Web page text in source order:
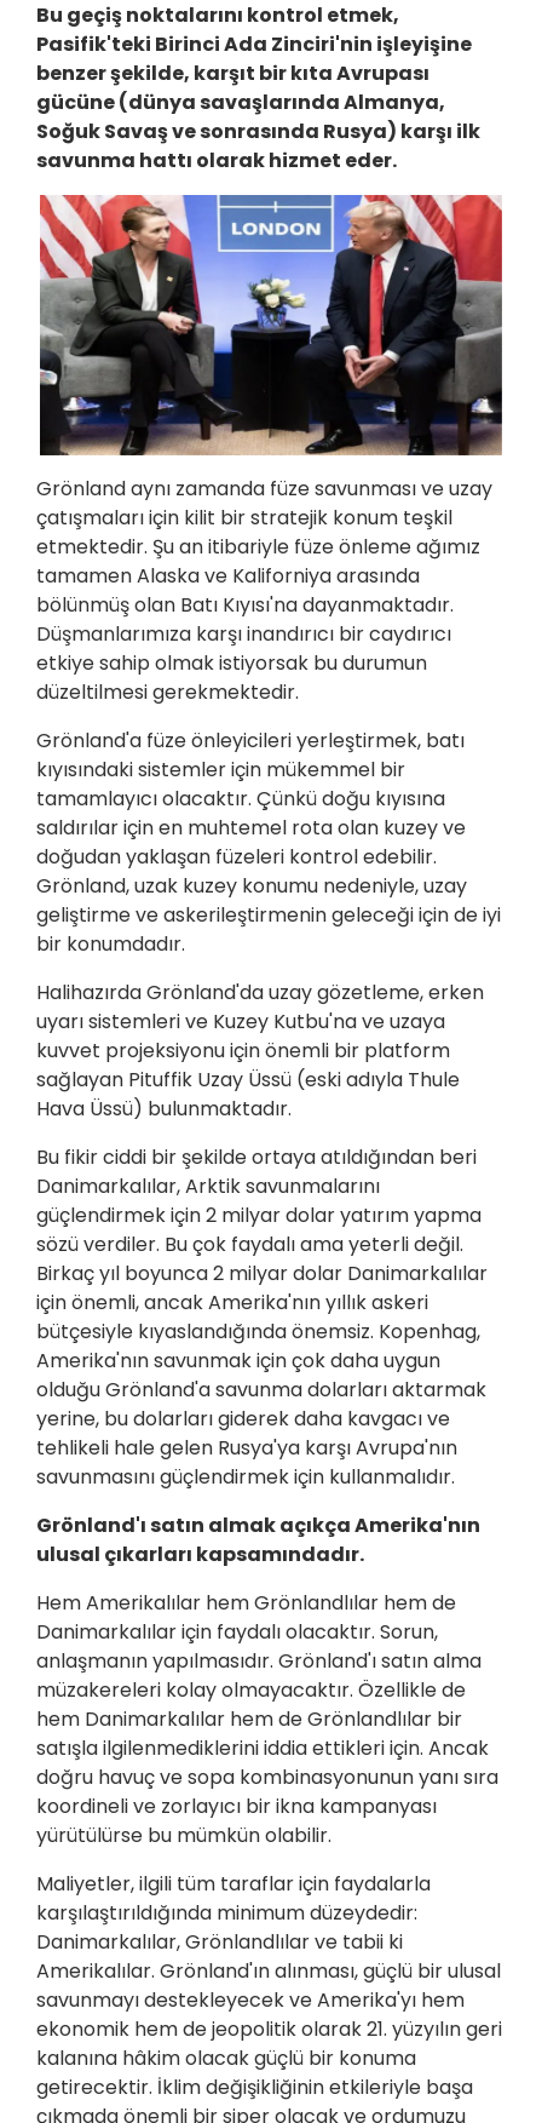
Bu geçiş noktalarını kontrol etmek,
Pasifik'teki Birinci Ada Zinciri'nin işleyişine
benzer şekilde, karşıt bir kıta Avrupası
gücüne (dünya savaşlarında Almanya,
Soğuk Savaş ve sonrasında Rusya) karşı ilk
savunma hattı olarak hizmet eder.
Grönland aynı zamanda füze savunması ve uzay
çatışmaları için kilit bir stratejik konum teşkil
etmektedir. Şu an itibariyle füze önleme ağımız
tamamen Alaska ve Kaliforniya arasında
bölünmüş olan Batı Kıyısı'na dayanmaktadır.
Düşmanlarımıza karşı inandırıcı bir caydırıcı
etkiye sahip olmak istiyorsak bu durumun
düzeltilmesi gerekmektedir.
Grönland'a füze önleyicileri yerleştirmek, batı
kıyısındaki sistemler için mükemmel bir
tamamlayıcı olacaktır. Çünkü doğu kıyısına
saldırılar için en muhtemel rota olan kuzey ve
doğudan yaklaşan füzeleri kontrol edebilir.
Grönland, uzak kuzey konumu nedeniyle, uzay
geliştirme ve askerileştirmenin geleceği için de iyi
bir konumdadır.
Halihazırda Grönland'da uzay gözetleme, erken
uyarı sistemleri ve Kuzey Kutbu'na ve uzaya
kuvvet projeksiyonu için önemli bir platform
sağlayan Pituffik Uzay Üssü (eski adıyla Thule
Hava Üssü) bulunmaktadır.
Bu fikir ciddi bir şekilde ortaya atıldığından beri
Danimarkalılar, Arktik savunmalarını
güçlendirmek için 2 milyar dolar yatırım yapma
sözü verdiler. Bu çok faydalı ama yeterli değil.
Birkaç yıl boyunca 2 milyar dolar Danimarkalılar
için önemli, ancak Amerika'nın yıllık askeri
bütçesiyle kıyaslandığında önemsiz. Kopenhag,
Amerika'nın savunmak için çok daha uygun
olduğu Grönland'a savunma dolarları aktarmak
yerine, bu dolarları giderek daha kavgacı ve
tehlikeli hale gelen Rusya'ya karşı Avrupa'nın
savunmasını güçlendirmek için kullanmalıdır.
Grönland'ı satın almak açıkça Amerika'nın
ulusal çıkarları kapsamındadır.
Hem Amerikalılar hem Grönlandlılar hem de
Danimarkalılar için faydalı olacaktır. Sorun,
anlaşmanın yapılmasıdır. Grönland'ı satın alma
müzakereleri kolay olmayacaktır. Özellikle de
hem Danimarkalılar hem de Grönlandlılar bir
satışla ilgilenmediklerini iddia ettikleri için. Ancak
doğru havuç ve sopa kombinasyonunun yanı sıra
koordineli ve zorlayıcı bir ikna kampanyası
yürütülürse bu mümkün olabilir.
Maliyetler, ilgili tüm taraflar için faydalarla
karşılaştırıldığında minimum düzeydedir:
Danimarkalılar, Grönlandlılar ve tabii ki
Amerikalılar. Grönland'ın alınması, güçlü bir ulusal
savunmayı destekleyecek ve Amerika'yı hem
ekonomik hem de jeopolitik olarak 21. yüzyılın geri
kalanına hâkim olacak güçlü bir konuma
getirecektir. İklim değişikliğinin etkileriyle başa
çıkmada önemli bir siper olacak ve ordumuzu